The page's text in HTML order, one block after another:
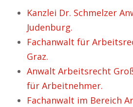
Kanzlei Dr. Schmelzer
Judenburg.
Fachanwalt für
Graz.
Anwalt Arbeitsrecht
für Arbeitnehmer.
Fachanwalt im Bereich